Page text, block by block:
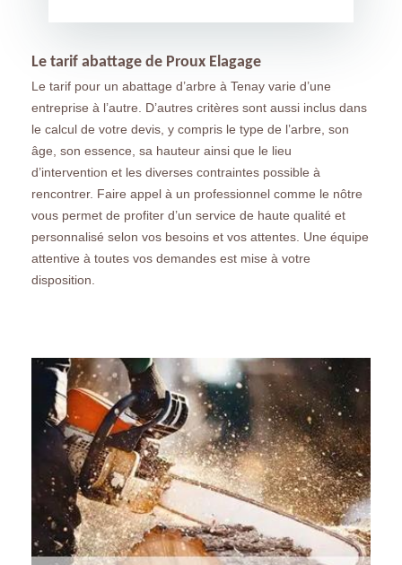
Le tarif abattage de Proux Elagage
Le tarif pour un abattage d’arbre à Tenay varie d’une
entreprise à l’autre. D’autres critères sont aussi inclus dans
le calcul de votre devis, y compris le type de l’arbre, son
âge, son essence, sa hauteur ainsi que le lieu
d’intervention et les diverses contraintes possible à
rencontrer. Faire appel à un professionnel comme le nôtre
vous permet de profiter d’un service de haute qualité et
personnalisé selon vos besoins et vos attentes. Une équipe
attentive à toutes vos demandes est mise à votre
disposition.